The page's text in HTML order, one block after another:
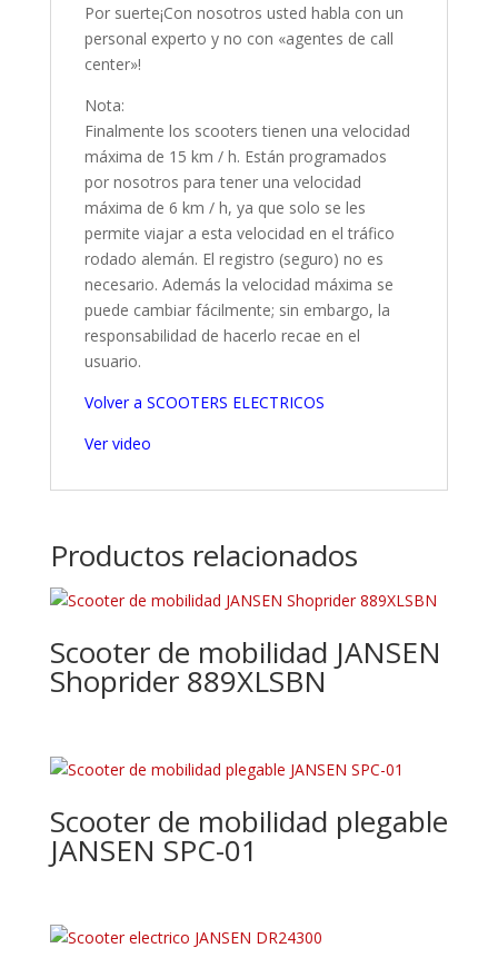
Por suerte¡Con nosotros usted habla con un
personal experto y no con «agentes de call
center»!
Nota:
Finalmente los scooters tienen una velocidad
máxima de 15 km / h. Están programados
por nosotros para tener una velocidad
máxima de 6 km / h, ya que solo se les
permite viajar a esta velocidad en el tráfico
rodado alemán. El registro (seguro) no es
necesario. Además la velocidad máxima se
puede cambiar fácilmente; sin embargo, la
responsabilidad de hacerlo recae en el
usuario.
Volver a SCOOTERS ELECTRICOS
Ver video
Productos relacionados
Scooter de mobilidad JANSEN
Shoprider 889XLSBN
Scooter de mobilidad plegable
JANSEN SPC-01